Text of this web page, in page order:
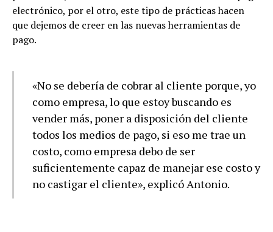
electrónico, por el otro, este tipo de prácticas hacen
que dejemos de creer en las nuevas herramientas de
pago.
«No se debería de cobrar al cliente porque, yo
como empresa, lo que estoy buscando es
vender más, poner a disposición del cliente
todos los medios de pago, si eso me trae un
costo, como empresa debo de ser
suficientemente capaz de manejar ese costo y
no castigar el cliente», explicó Antonio.